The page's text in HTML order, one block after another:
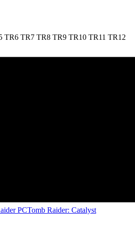
TR6 TR7 TR8 TR9 TR10 TR11 TR12
PCTomb Raider: Catalyst